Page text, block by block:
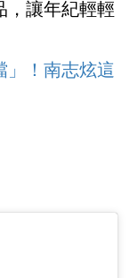
，讓年紀輕輕
」！南志炫這